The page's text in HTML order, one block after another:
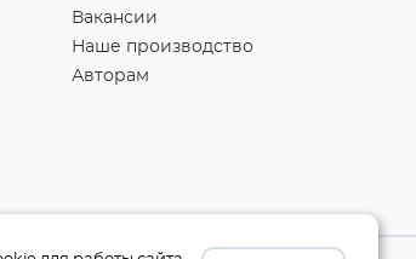
Вакансии
Наше производство
Авторам